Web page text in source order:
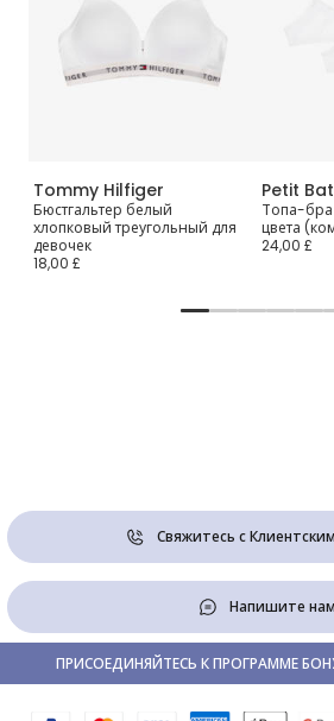
Tommy Hilfiger
Бюстгальтер белый
хлопковый треугольный для
девочек
18,00 £
Petit
Топа-бра
цвета
24,00 £
Свяжитесь с
Напишите нам
ПРИСОЕДИНЯЙТЕСЬ К ПРОГРАММЕ